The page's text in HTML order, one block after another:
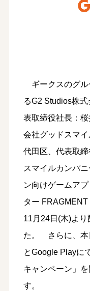
ギークスのグル
るG2 Studios株
表取締役社長：
会社グッドスマ
代田区、代表取
スマイルカンパ
ン向けゲームア
ター
11月24日(木)よ
た。 さらに、本
とGoogle Playに
キャンペーン」
す。